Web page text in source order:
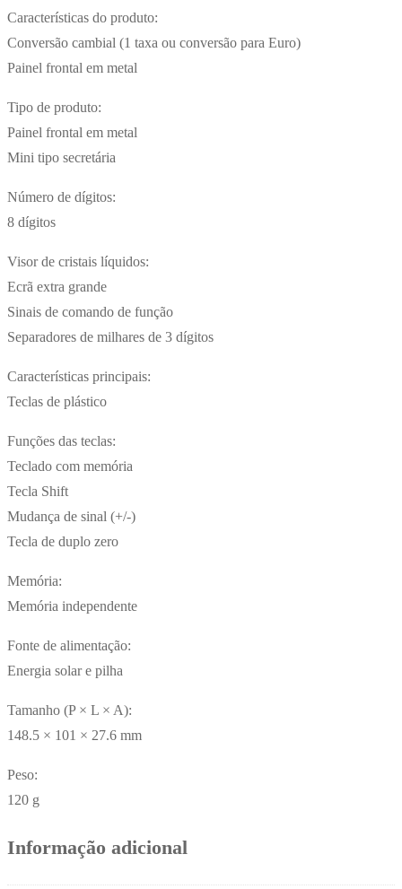
Características do produto:
Conversão cambial (1 taxa ou conversão para Euro)
Painel frontal em metal
Tipo de produto:
Painel frontal em metal
Mini tipo secretária
Número de dígitos:
8 dígitos
Visor de cristais líquidos:
Ecrã extra grande
Sinais de comando de função
Separadores de milhares de 3 dígitos
Características principais:
Teclas de plástico
Funções das teclas:
Teclado com memória
Tecla Shift
Mudança de sinal (+/-)
Tecla de duplo zero
Memória:
Memória independente
Fonte de alimentação:
Energia solar e pilha
Tamanho (P × L × A):
148.5 × 101 × 27.6 mm
Peso:
120 g
Informação adicional